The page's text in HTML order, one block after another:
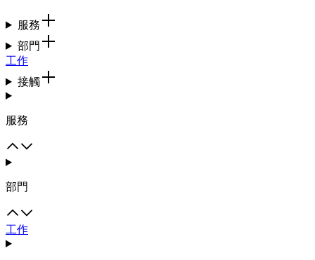
服務
部門
工作
接觸
服務
部門
工作